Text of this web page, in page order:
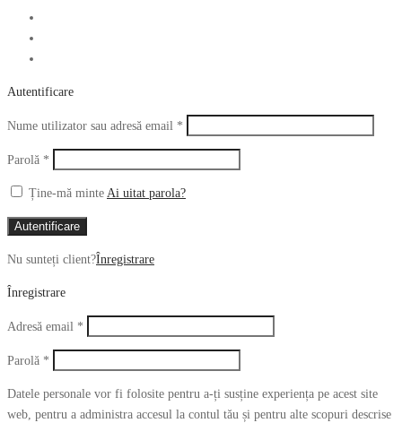
Autentificare
Nume utilizator sau adresă email *
Parolă *
Ține-mă minte Ai uitat parola?
Autentificare
Nu sunteți client?Înregistrare
Înregistrare
Adresă email *
Parolă *
Datele personale vor fi folosite pentru a-ți susține experiența pe acest site
web, pentru a administra accesul la contul tău și pentru alte scopuri descrise